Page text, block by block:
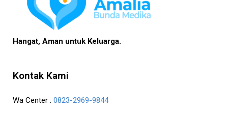
Hangat, Aman untuk Keluarga.
Kontak Kami
Wa Center : 0823-2969-9844